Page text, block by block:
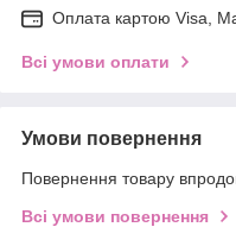
Оплата картою Visa,
Всі умови оплати
Умови повернення
Повернення товару
Всі умови повернення